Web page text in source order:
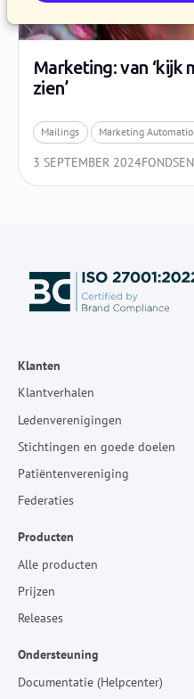
Marketing: van ‘kijk
zien’
Mailings Marketing
3 SEPTEMBER 2024
Klanten
Klantverhalen
Ledenverenigingen
Stichtingen en goede doelen
Patiëntenvereniging
Federaties
Producten
Alle producten
Prijzen
Releases
Ondersteuning
Documentatie (Helpcenter)